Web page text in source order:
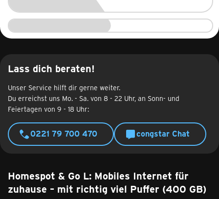
Lass dich beraten!
Unser Service hilft dir gerne weiter.
Du erreichst uns Mo. - Sa. von 8 - 22 Uhr, an Sonn- und
Feiertagen von 9 - 18 Uhr:
0221 79 700 470 congstar Chat
Homespot & Go L: Mobiles Internet für
zuhause – mit richtig viel Puffer (400 GB)